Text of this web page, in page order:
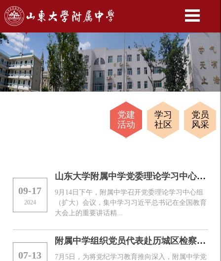
党建
活动
学习
社区
党员
风采
09-17
2024
山东大学附属中学党委理论学习中心组（扩大）会议深入学习习近平总书记在全国教育大会上的重要讲话精神
9月14日下午，附属中学召开党委理论学习中心组
（扩大）会议，集中学习习近平总书记在全国教育
大会上的重要讲话精...
07-13
附属中学组织党员代表赴历城区检察院教育基地参观学习
7月5日，为将党纪学习教育推向深入，附属中学党